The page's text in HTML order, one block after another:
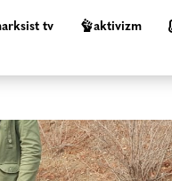
tv aktivizm